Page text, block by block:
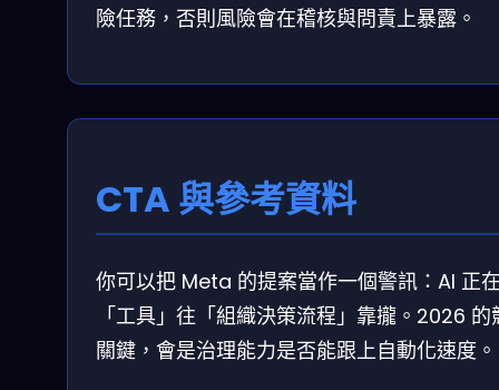
險任務，否則風險會在稽核與問責上暴露。
CTA 與參考資料
你可以把 Meta 的提案當作一個警訊：AI 正
「工具」往「組織決策流程」靠攏。2026 的
關鍵，會是治理能力是否能跟上自動化速度。